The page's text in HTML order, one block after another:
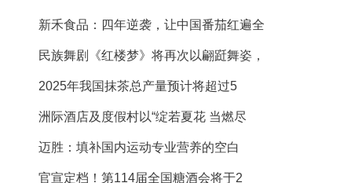
新禾食品：四年逆袭，让中国番茄红遍全
民族舞剧《红楼梦》将再次以翩跹舞姿，
2025年我国抹茶总产量预计将超过5
洲际酒店及度假村以“绽若夏花 当燃尽
迈胜：填补国内运动专业营养的空白
官宣定档！第114届全国糖酒会将于2